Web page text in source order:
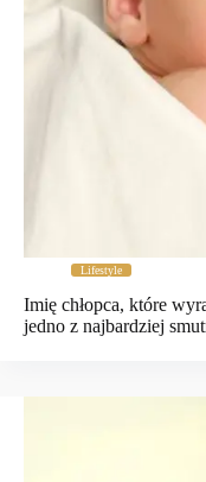
Lifestyle
Imię chłopca, które
jedno z najbardziej